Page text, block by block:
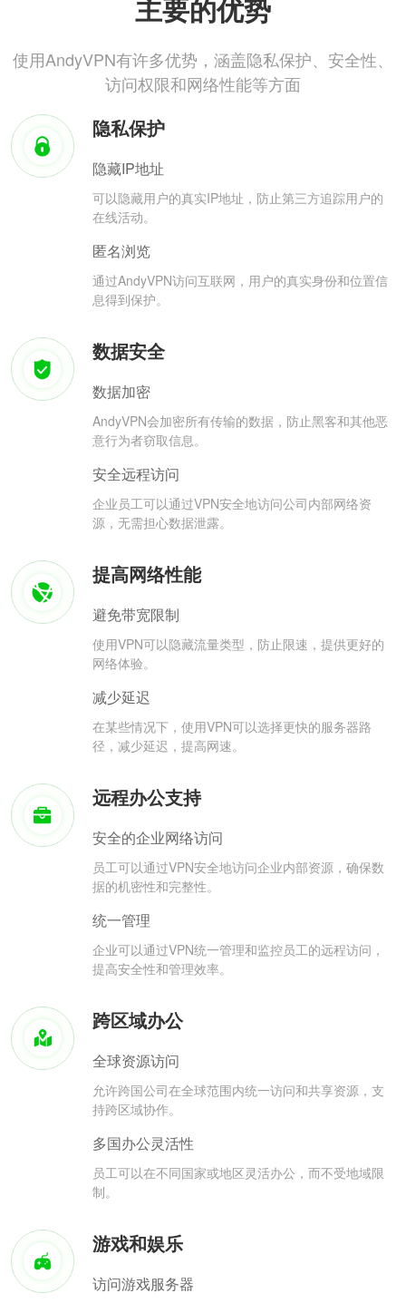
主要的优势
使用AndyVPN有许多优势，涵盖隐私保护、安全性、
访问权限和网络性能等方面
隐私保护
隐藏IP地址
可以隐藏用户的真实IP地址，防止第三方追踪用户的
在线活动。
匿名浏览
通过AndyVPN访问互联网，用户的真实身份和位置信
息得到保护。
数据安全
数据加密
AndyVPN会加密所有传输的数据，防止黑客和其他恶
意行为者窃取信息。
安全远程访问
企业员工可以通过VPN安全地访问公司内部网络资
源，无需担心数据泄露。
提高网络性能
避免带宽限制
使用VPN可以隐藏流量类型，防止限速，提供更好的
网络体验。
减少延迟
在某些情况下，使用VPN可以选择更快的服务器路
径，减少延迟，提高网速。
远程办公支持
安全的企业网络访问
员工可以通过VPN安全地访问企业内部资源，确保数
据的机密性和完整性。
统一管理
企业可以通过VPN统一管理和监控员工的远程访问，
提高安全性和管理效率。
跨区域办公
全球资源访问
允许跨国公司在全球范围内统一访问和共享资源，支
持跨区域协作。
多国办公灵活性
员工可以在不同国家或地区灵活办公，而不受地域限
制。
游戏和娱乐
访问游戏服务器